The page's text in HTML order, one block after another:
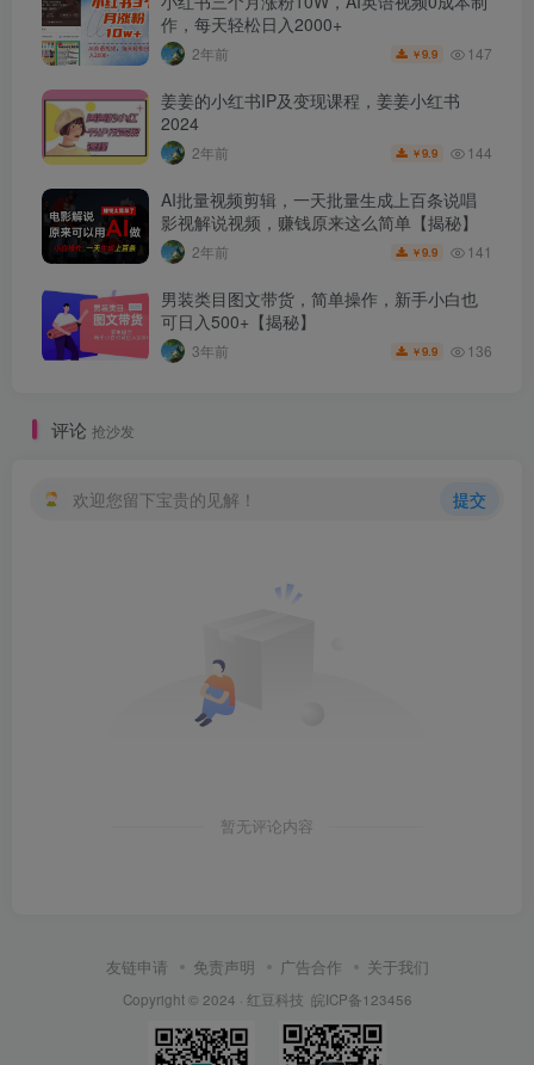
作，每天轻松日入2000+
2年前 ￥9.9 147
姜姜的小红书IP及变现课程，姜姜小红书
2024
2年前 ￥9.9 144
AI批量视频剪辑，一天批量生成上百条说唱
影视解说视频，赚钱原来这么简单【揭秘】
2年前 ￥9.9 141
男装类目图文带货，简单操作，新手小白也
可日入500+【揭秘】
3年前 ￥9.9 136
评论 抢沙发
欢迎您留下宝贵的见解！ 提交
暂无评论内容
友链申请 免责声明 广告合作 关于我们
Copyright © 2024 · 红豆科技 皖ICP备123456